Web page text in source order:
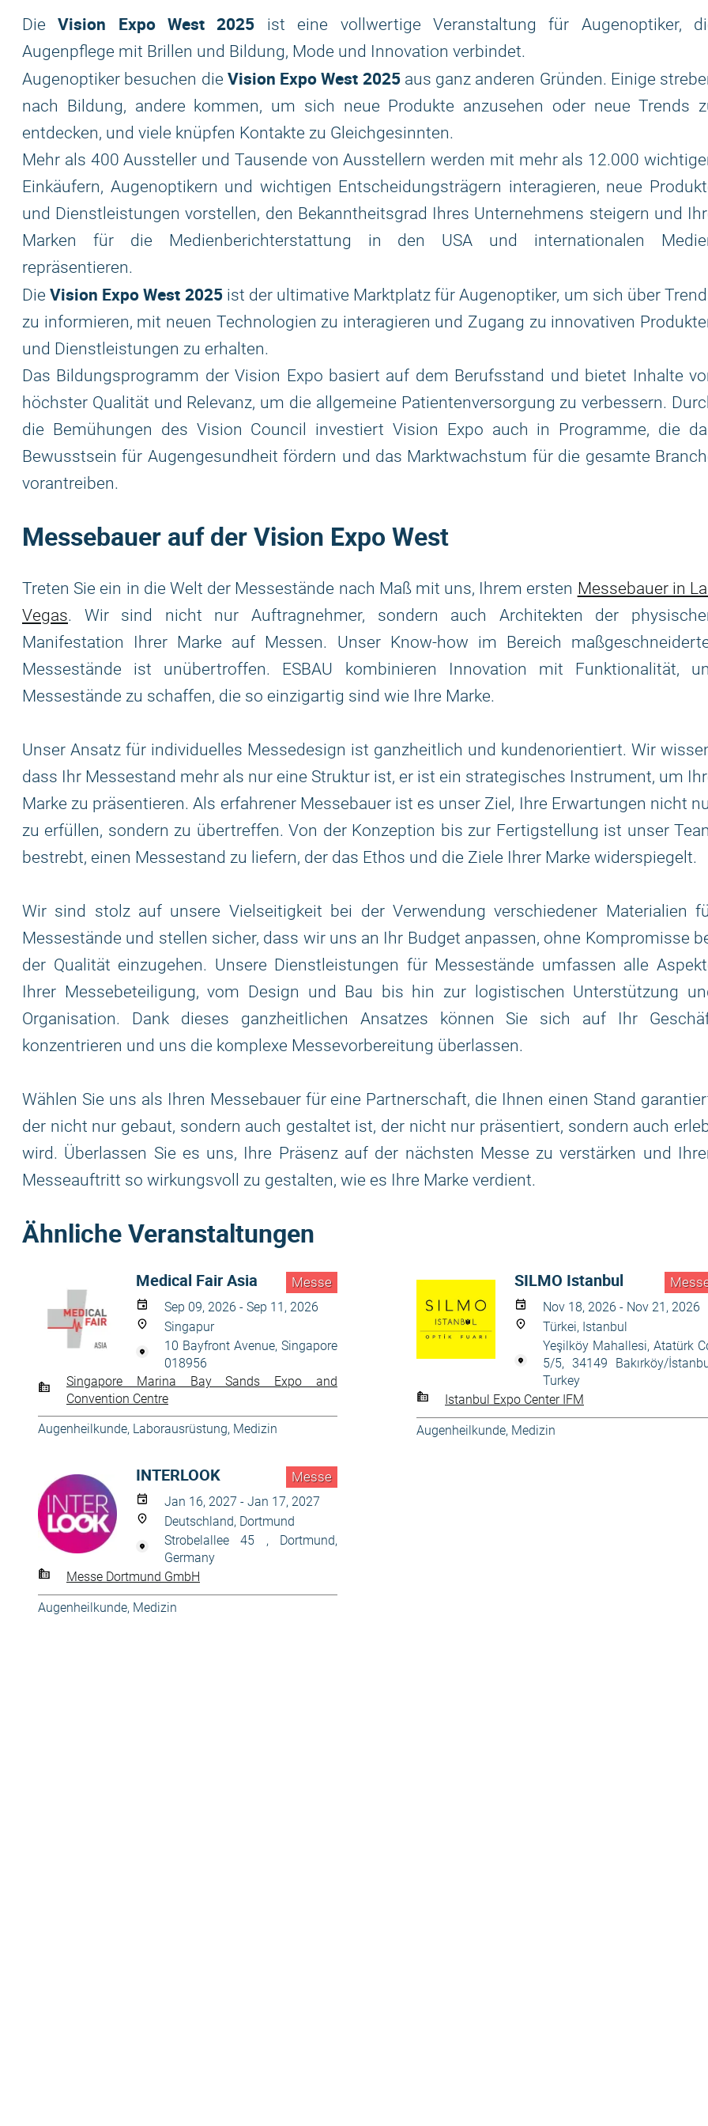
DieVision Expo West 2025 ist eine vollwertige Veranstaltung für Augenoptiker,
Augenpflege mit Brillen und Bildung, Mode und Innovation verbindet.
Augenoptiker besuchen die Vision Expo West 2025aus ganz anderen Gründen. Einige
nach Bildung, andere kommen, um sich neue Produkte anzusehen oder neue Trends
entdecken, und viele knüpfen Kontakte zu Gleichgesinnten.
Mehr als 400 Aussteller und Tausende von Ausstellern werden mit mehr als 12.000
Einkäufern, Augenoptikern und wichtigen Entscheidungsträgern interagieren, neue
und Dienstleistungen vorstellen, den Bekanntheitsgrad Ihres Unternehmens steigern und
Marken für die Medienberichterstattung in den USA und internationalen
repräsentieren.
DieVision Expo West 2025ist der ultimative Marktplatz für Augenoptiker, um sich über
zu informieren, mit neuen Technologien zu interagieren und Zugang zu innovativen
und Dienstleistungen zu erhalten.
Das Bildungsprogramm der Vision Expo basiert auf dem Berufsstand und bietet Inhalte
höchster Qualität und Relevanz, um die allgemeine Patientenversorgung zu verbessern.
die Bemühungen des Vision Council investiert Vision Expo auch in Programme, die
Bewusstsein für Augengesundheit fördern und das Marktwachstum für die gesamte
vorantreiben.
Messebauer auf der Vision Expo West
Treten Sie ein in die Welt der Messestände nach Maß mit uns, Ihrem ersten Messebauer in
Vegas. Wir sind nicht nur Auftragnehmer, sondern auch Architekten der
Manifestation Ihrer Marke auf Messen. Unser Know-how im Bereich
Messestände ist unübertroffen. ESBAU kombinieren Innovation mit Funktionalität,
Messestände zu schaffen, die so einzigartig sind wie Ihre Marke.
Unser Ansatz für individuelles Messedesign ist ganzheitlich und kundenorientiert. Wir
dass Ihr Messestand mehr als nur eine Struktur ist, er ist ein strategisches Instrument, um
Marke zu präsentieren. Als erfahrener Messebauer ist es unser Ziel, Ihre Erwartungen nicht
zu erfüllen, sondern zu übertreffen. Von der Konzeption bis zur Fertigstellung ist unser
bestrebt, einen Messestand zu liefern, der das Ethos und die Ziele Ihrer Marke widerspiegelt.
Wir sind stolz auf unsere Vielseitigkeit bei der Verwendung verschiedener Materialien
Messestände und stellen sicher, dass wir uns an Ihr Budget anpassen, ohne Kompromisse
der Qualität einzugehen. Unsere Dienstleistungen für Messestände umfassen alle
Ihrer Messebeteiligung, vom Design und Bau bis hin zur logistischen Unterstützung
Organisation. Dank dieses ganzheitlichen Ansatzes können Sie sich auf Ihr
konzentrieren und uns die komplexe Messevorbereitung überlassen.
Wählen Sie uns als Ihren Messebauer für eine Partnerschaft, die Ihnen einen Stand
der nicht nur gebaut, sondern auch gestaltet ist, der nicht nur präsentiert, sondern auch
wird. Überlassen Sie es uns, Ihre Präsenz auf der nächsten Messe zu verstärken und
Messeauftritt so wirkungsvoll zu gestalten, wie es Ihre Marke verdient.
Ähnliche Veranstaltungen
Messe
Medical Fair Asia
Sep 09, 2026 - Sep 11, 2026
Singapur
10 Bayfront Avenue, Singapore
018956
Singapore Marina Bay Sands Expo and
Convention Centre
Augenheilkunde, Laborausrüstung, Medizin
SILMO Istanbul
Nov 18, 2026 - Nov 21, 2026
Türkei, Istanbul
Yeşilköy Mahallesi, Atatürk
5/5, 34149 Bakırköy/
Turkey
Istanbul Expo Center IFM
Augenheilkunde, Medizin
Messe
INTERLOOK
Jan 16, 2027 - Jan 17, 2027
Deutschland, Dortmund
Strobelallee 45 , Dortmund,
Germany
Messe Dortmund GmbH
Augenheilkunde, Medizin